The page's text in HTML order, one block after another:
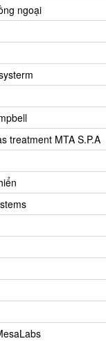
Vietnam
Nam
ngoại
treatment MTA S.P.A